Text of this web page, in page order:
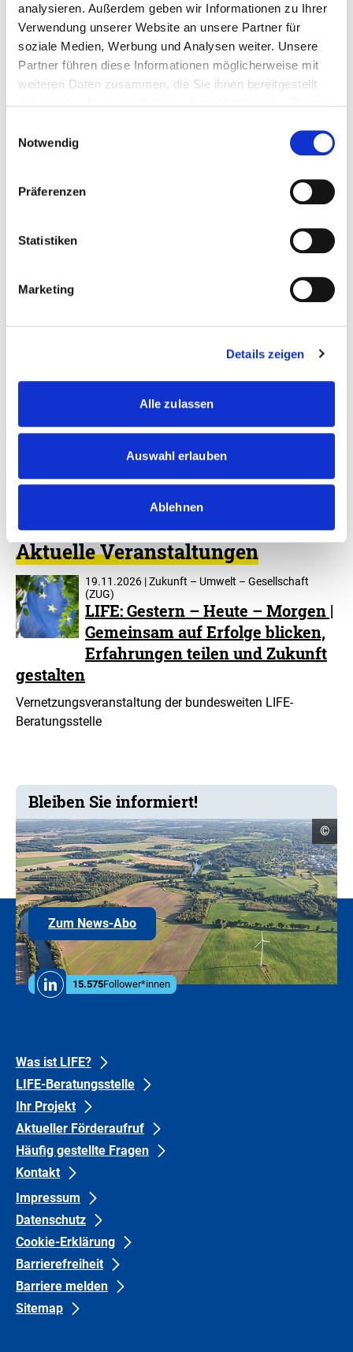
analysieren. Außerdem geben wir Informationen zu Ihrer
Verwendung unserer Website an unsere Partner für
soziale Medien, Werbung und Analysen weiter. Unsere
Partner führen diese Informationen möglicherweise mit
weiteren Daten zusammen, die Sie ihnen bereitgestellt
Notwendig
Präferenzen
Statistiken
Marketing
Details zeigen
Alle zulassen
Auswahl erlauben
Ablehnen
Portal
09:00 Uhr
Aktuelle Veranstaltungen
19.11.2026 | Zukunft – Umwelt – Gesellschaft
(ZUG)
LIFE: Gestern – Heute – Morgen |
Gemeinsam auf Erfolge blicken,
Erfahrungen teilen und Zukunft
gestalten
Vernetzungsveranstaltung der bundesweiten LIFE-
Beratungsstelle
Bleiben Sie informiert!
Zum News-AboHier
können
Sie
sich
in
den
E-
Social
MediaLinkedin
15.575Follower*innen
©
Footer
links
Gruppe
1
Was ist LIFE?
LIFE-Beratungsstelle
Ihr Projekt
Aktueller Förderaufruf
Häufig gestellte Fragen
Kontakt
Footer
links
Gruppe
0
Impressum
Datenschutz
Cookie-Erklärung
Barrierefreiheit
Barriere melden
Sitemap